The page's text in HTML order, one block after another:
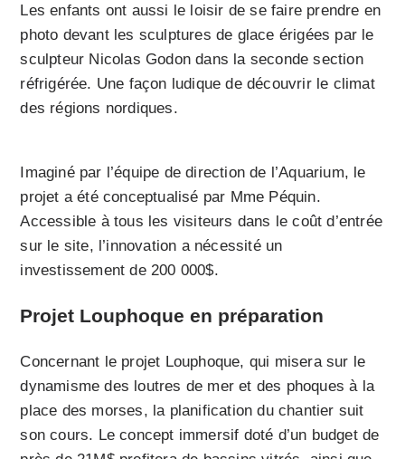
Les enfants ont aussi le loisir de se faire prendre en
photo devant les sculptures de glace érigées par le
sculpteur Nicolas Godon dans la seconde section
réfrigérée. Une façon ludique de découvrir le climat
des régions nordiques.
Imaginé par l’équipe de direction de l’Aquarium, le
projet a été conceptualisé par Mme Péquin.
Accessible à tous les visiteurs dans le coût d’entrée
sur le site, l’innovation a nécessité un
investissement de 200 000$.
Projet Louphoque en préparation
Concernant le projet Louphoque, qui misera sur le
dynamisme des loutres de mer et des phoques à la
place des morses, la planification du chantier suit
son cours. Le concept immersif doté d’un budget de